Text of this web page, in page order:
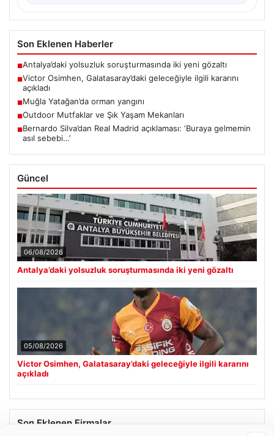
Son Eklenen Haberler
■Antalya’daki yolsuzluk soruşturmasında iki yeni gözaltı
■Victor Osimhen, Galatasaray’daki geleceğiyle ilgili kararını
açıkladı
■Muğla Yatağan’da orman yangını
■Outdoor Mutfaklar ve Şık Yaşam Mekanları
■Bernardo Silva’dan Real Madrid açıklaması: ‘Buraya gelmemin
asıl sebebi…’
Güncel
06/08/2026
Antalya’daki yolsuzluk soruşturmasında iki yeni gözaltı
05/08/2026
Victor Osimhen, Galatasaray’daki geleceğiyle ilgili kararını
açıkladı
Son Eklenen Firmalar